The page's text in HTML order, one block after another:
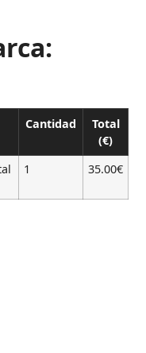
Cantidad
Total
(€)
1 35.00€